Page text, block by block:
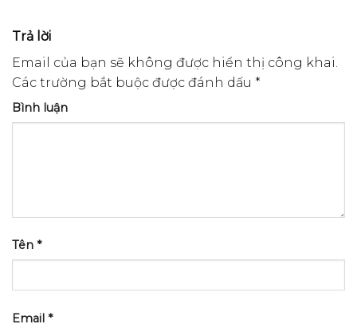
Trả lời
Email của bạn sẽ không được hiển thị công khai.
Các trường bắt buộc được đánh dấu *
Bình luận
Tên *
Email *